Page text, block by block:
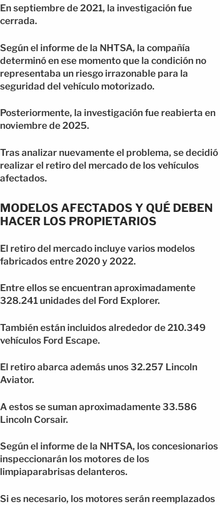
En septiembre de 2021, la investigación fue
cerrada.
Según el informe de la NHTSA, la compañía
determinó en ese momento que la condición no
representaba un riesgo irrazonable para la
seguridad del vehículo motorizado.
Posteriormente, la investigación fue reabierta en
noviembre de 2025.
Tras analizar nuevamente el problema, se decidió
realizar el retiro del mercado de los vehículos
afectados.
MODELOS AFECTADOS Y QUÉ DEBEN
HACER LOS PROPIETARIOS
El retiro del mercado incluye varios modelos
fabricados entre 2020 y 2022.
Entre ellos se encuentran aproximadamente
328.241 unidades del Ford Explorer.
También están incluidos alrededor de 210.349
vehículos Ford Escape.
El retiro abarca además unos 32.257 Lincoln
Aviator.
A estos se suman aproximadamente 33.586
Lincoln Corsair.
Según el informe de la NHTSA, los concesionarios
inspeccionarán los motores de los
limpiaparabrisas delanteros.
Si es necesario, los motores serán reemplazados